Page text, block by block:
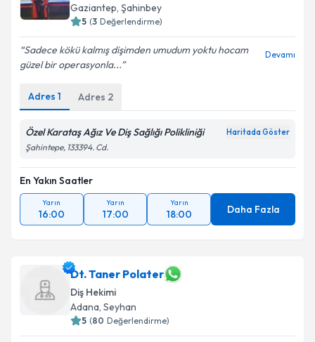
Gaziantep, Şahinbey
5 (3 Değerlendirme)
Sadece kökü kalmış dişimden umudum yoktu hocam
güzel bir operasyonla...
Devamı
Adres 1 Adres 2
Özel Karataş Ağız Ve Diş Sağlığı Polikliniği Haritada Göster
Şahintepe, 133394. Cd.
En Yakın Saatler
Yarın
16:00
Yarın
17:00
Yarın
18:00 Daha Fazla
Dt. Taner Polater
Diş Hekimi
Adana, Seyhan
5 (80 Değerlendirme)